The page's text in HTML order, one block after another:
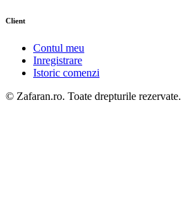
Client
Contul meu
Inregistrare
Istoric comenzi
© Zafaran.ro. Toate drepturile rezervate.